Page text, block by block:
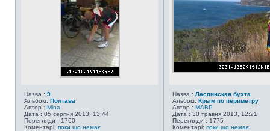
Назва : 9
Альбом: Полтава
Автор : Mina
Дата : 05 серпня 2013, 13:44
Перегляди : 1760
Коментарі: поки що немає
Назва : Ласпинская бухта
Альбом: Крым по периметру
Автор : MABP
Дата : 30 травня 2013, 12:21
Перегляди : 1775
Коментарі: поки що немає